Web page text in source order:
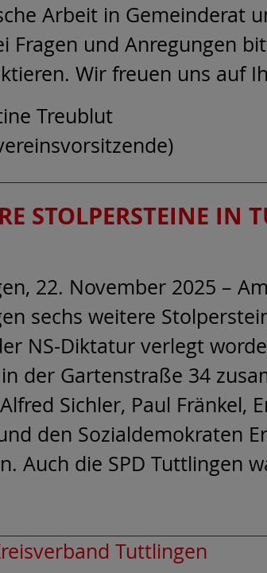
Arbeit in Gemeinderat
Fragen und Anregungen
Wir freuen uns auf
Treublut
STOLPERSTEINE IN
22. November 2025 –
sechs weitere
NS-Diktatur verlegt
der Gartenstraße 34
Sichler, Paul Fränkel,
den Sozialdemokraten
Auch die SPD Tuttlingen
Tuttlingen